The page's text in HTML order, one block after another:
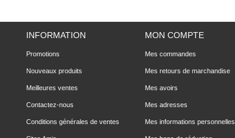
INFORMATION
Promotions
Nouveaux produits
Meilleures ventes
Contactez-nous
Conditions générales de ventes
MON COMPTE
Mes commandes
Mes retours de marchandise
Mes avoirs
Mes adresses
Mes informations personnelles